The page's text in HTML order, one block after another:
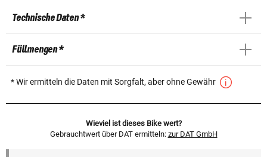
Technische Daten *
Füllmengen *
* Wir ermitteln die Daten mit Sorgfalt, aber ohne Gewähr
Wieviel ist dieses Bike wert?
Gebrauchtwert über DAT ermitteln: zur DAT GmbH